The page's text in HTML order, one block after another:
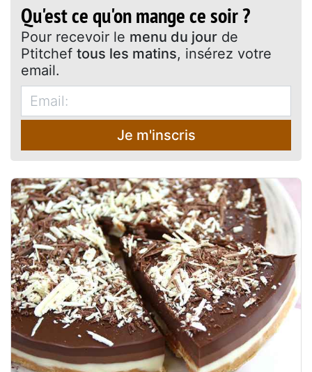
Qu'est ce qu'on mange ce soir ?
Pour recevoir le menu du jour de
Ptitchef tous les matins, insérez votre
email.
Je m'inscris